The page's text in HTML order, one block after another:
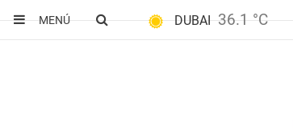
MENÚ
DUBAI 36.1 °C